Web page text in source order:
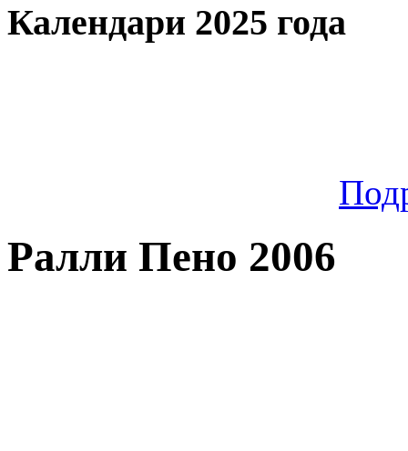
Календари 2025 года
Ралли Пено 2006